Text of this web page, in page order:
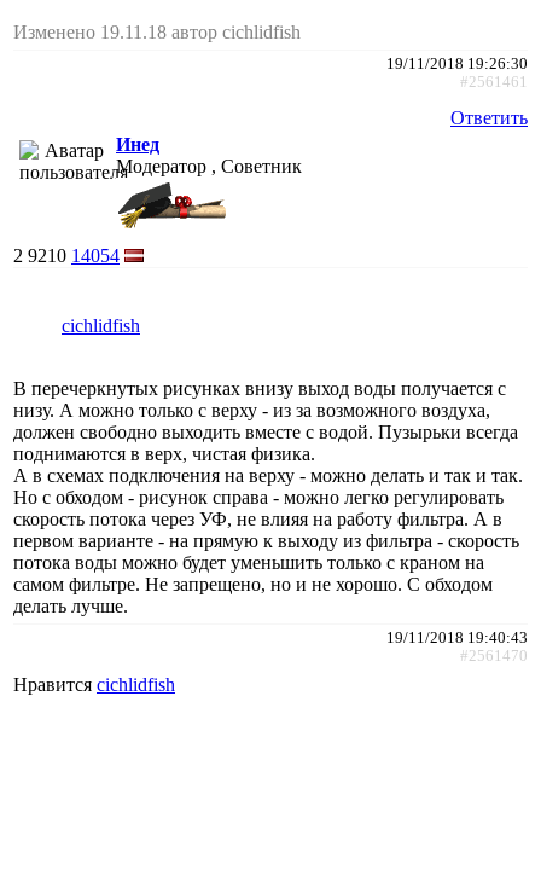
Изменено 19.11.18 автор cichlidfish
19/11/2018 19:26:30
#2561461
Ответить
Инед
Модератор , Советник
2 9210 14054
cichlidfish
В перечеркнутых рисунках внизу выход воды получается с
низу. А можно только с верху - из за возможного воздуха,
должен свободно выходить вместе с водой. Пузырьки всегда
поднимаются в верх, чистая физика.
А в схемах подключения на верху - можно делать и так и так.
Но с обходом - рисунок справа - можно легко регулировать
скорость потока через УФ, не влияя на работу фильтра. А в
первом варианте - на прямую к выходу из фильтра - скорость
потока воды можно будет уменьшить только с краном на
самом фильтре. Не запрещено, но и не хорошо. С обходом
делать лучше.
19/11/2018 19:40:43
#2561470
Нравится cichlidfish